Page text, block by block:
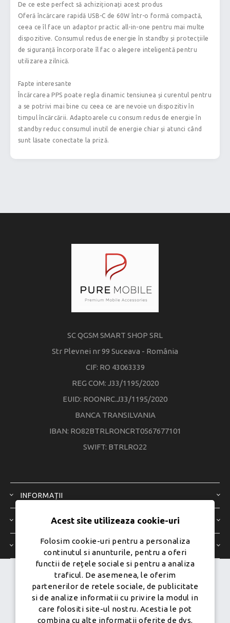
De ce este perfect să achiziționați acest produs
Oferă încărcare rapidă USB-C de 60W într-o formă compactă,
ceea ce îl face un adaptor practic all-in-one pentru mai multe
dispozitive. Consumul redus de energie în standby și protecțiile
de siguranță încorporate îl fac o alegere inteligentă pentru
utilizarea zilnică.
Fapte interesante
Încărcarea PPS poate regla dinamic tensiunea și curentul pentru
a se potrivi mai bine cu ceea ce are nevoie un dispozitiv în
timpul încărcării. Adaptoarele cu consum redus de energie în
standby reduc consumul inutil de energie chiar și atunci când
sunt lăsate conectate la priză.
SC QGSM SMART SHOP SRL
Str Plevnei nr 99 Suceava - România
CIF: RO 43063339
REG COM: J33/1195/2020
EUID: ROONRC.J33/1195/2020
BANCA TRANSILVANIA
IBAN: RO82BTRLRONCRT0567677101
SWIFT: BTRLRO22
INFORMAȚII
SERVICIU CLIENȚI
CONTUL MEU
Dezvoltat de
Ecom Digital -
Powered bynopCommerce
Acest site utilizeaza cookie-uri
Folosim cookie-uri pentru a personaliza
continutul si anunturile, pentru a oferi
functii de rețele sociale si pentru a analiza
traficul. De asemenea, le oferim
partenerilor de retele sociale, de publicitate
si de analize informatii cu privire la modul in
care folositi site-ul nostru. Acestia le pot
combina cu alte informatii oferite de dvs.